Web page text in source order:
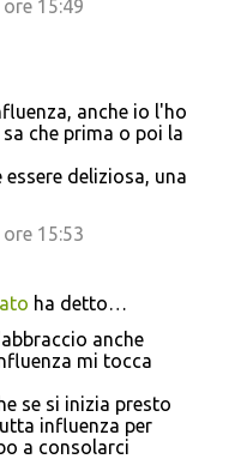
15:49
anche io l'ho
che prima o poi la
deliziosa, una
15:53
ha detto…
anche
mi tocca
se si inizia presto
influenza per
a consolarci